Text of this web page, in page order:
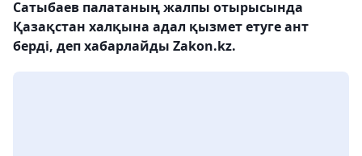
Сатыбаев палатаның жалпы отырысында
Қазақстан халқына адал қызмет етуге ант
берді, деп хабарлайды Zakon.kz.